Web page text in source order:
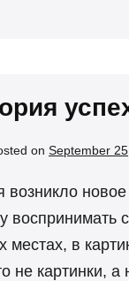
on September
возникло
воспринимать
местах, в
не картинки,